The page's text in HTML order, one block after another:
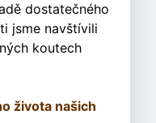
dostatečného
jsme navštívili
koutech
života našich